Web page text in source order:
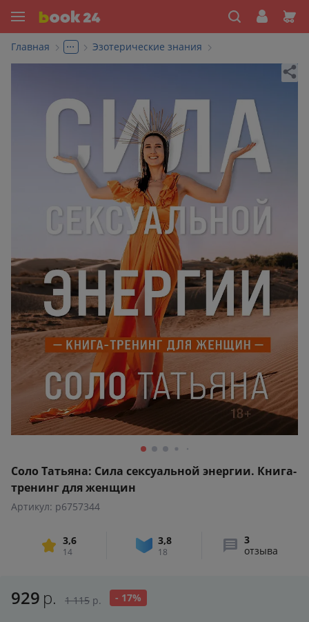
Главная ... Эзотерические знания
Соло Татьяна: Сила сексуальной энергии. Книга-
тренинг для женщин
Артикул: p6757344
3,6
14
3,8
18
3
отзыва
929 р. 1 115 р. - 17%